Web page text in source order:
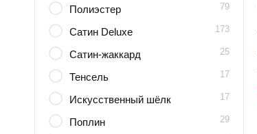
Полиэстер 79
Сатин Deluxe 173
Сатин-жаккард 25
Тенсель 17
Искусственный шёлк 17
Поплин 29